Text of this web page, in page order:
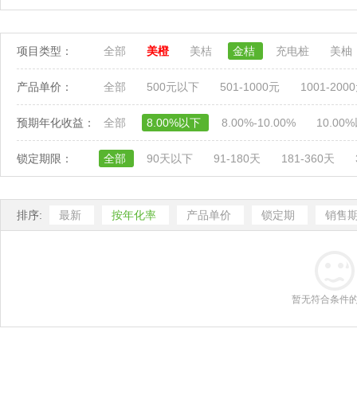
项目类型： 全部 美橙 美桔 金桔 充电桩 美柚
产品单价： 全部 500元以下 501-1000元 1001-
预期年化收益： 全部 8.00%以下 8.00%-10.00%
锁定期限： 全部 90天以下 91-180天 181-360天
排序: 最新 按年化率 产品单价 锁定期 销售
暂无符合条件